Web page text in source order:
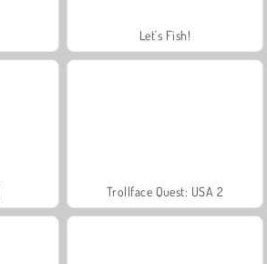
Let's Fish!
Trollface Quest: USA 2